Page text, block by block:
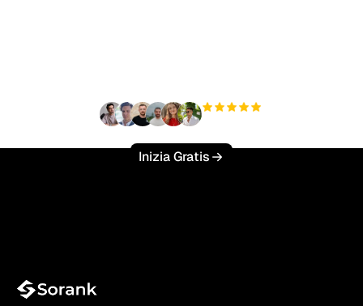
Inizia Gratis